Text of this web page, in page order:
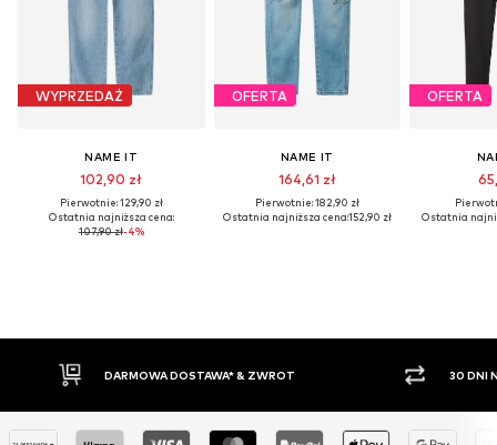
WYPRZEDAŻ
NAME IT
102,90 zł
Pierwotnie: 129,90 zł
Ostatnia najniższa cena:
107,90 zł-4%
OFERTA
NAME IT
164,61 zł
Pierwotnie: 182,90 zł
Ostatnia najniższa cena:152,90 zł
OFERTA
Ostatnia
DARMOWA DOSTAWA* & ZWROT 30 DNI NA